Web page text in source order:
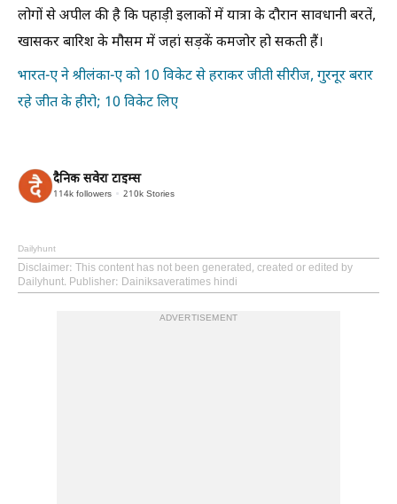
लोगों से अपील की है कि पहाड़ी इलाकों में यात्रा के दौरान सावधानी बरतें,
खासकर बारिश के मौसम में जहां सड़कें कमजोर हो सकती हैं।
भारत-ए ने श्रीलंका-ए को 10 विकेट से हराकर जीती सीरीज, गुरनूर बरार
रहे जीत के हीरो; 10 विकेट लिए
दैनिक सवेरा टाइम्स
114k followers 210k Stories
Dailyhunt
Disclaimer: This content has not been generated, created or edited by
Dailyhunt. Publisher: Dainiksaveratimes hindi
ADVERTISEMENT